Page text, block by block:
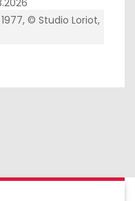
© Studio Loriot,